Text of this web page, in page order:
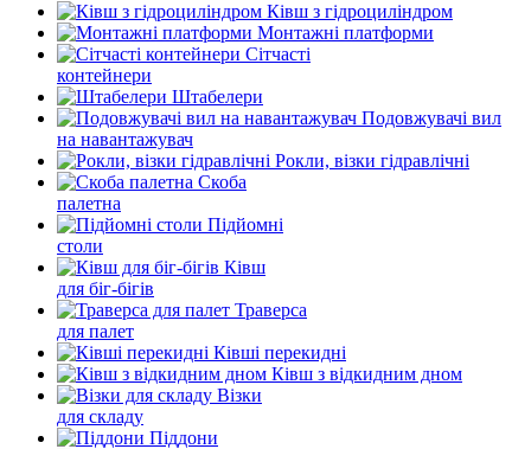
Ківш з гідроциліндром
Монтажні платформи
Сітчасті
контейнери
Штабелери
Подовжувачі вил
на навантажувач
Рокли, візки гідравлічні
Скоба
палетна
Підйомні
столи
Ківш
для біг-бігів
Траверса
для палет
Ківші перекидні
Ківш з відкидним дном
Візки
для складу
Піддони